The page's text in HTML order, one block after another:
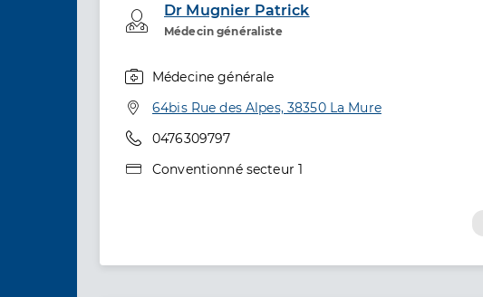
Dr Mugnier Patrick
Médecin généraliste
Professionel de santé
Médecine générale
Adresse
64bis Rue des Alpes, 38350 La Mure
Téléphone
0476309797
Type de convention
Conventionné secteur 1